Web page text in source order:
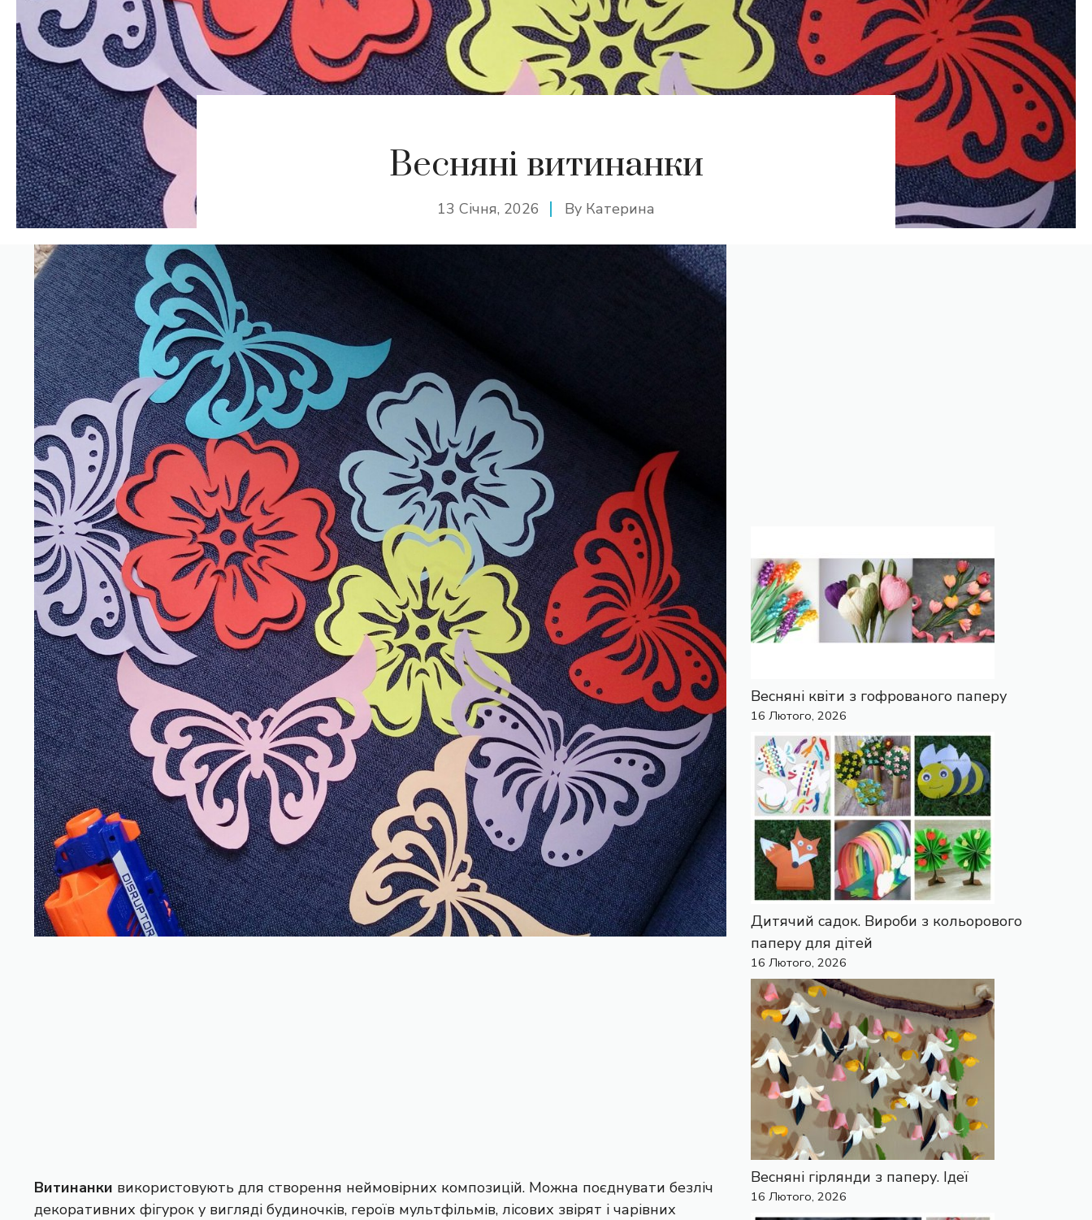
Весняні витинанки
13 Січня, 2026 By Катерина
Витинанки використовують для створення неймовірних композицій. Можна поєднувати безліч
декоративних фігурок у вигляді будиночків, героїв мультфільмів, лісових звірят і чарівних
Весняні квіти з гофрованого паперу
16 Лютого, 2026
Дитячий садок. Вироби з кольорового
паперу для дітей
16 Лютого, 2026
Весняні гірлянди з паперу. Ідеї
16 Лютого, 2026